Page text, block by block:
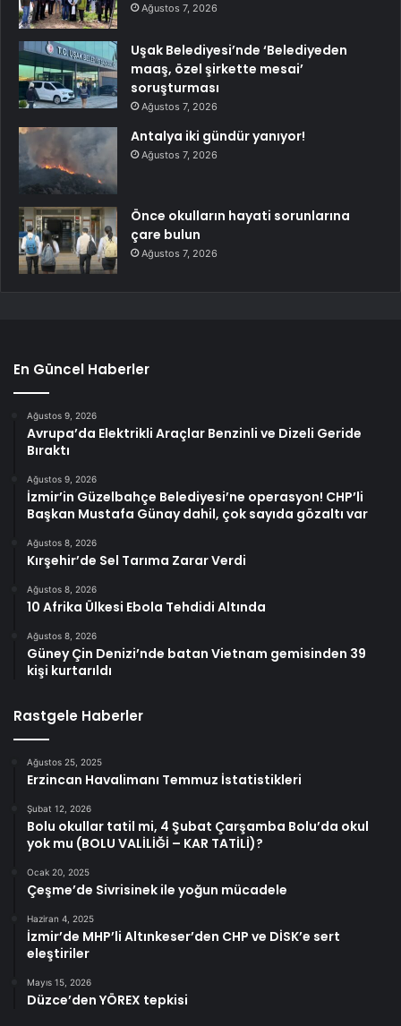
Ağustos 7, 2026
Uşak Belediyesi’nde ‘Belediyeden
maaş, özel şirkette mesai’
soruşturması
Ağustos 7, 2026
Antalya iki gündür yanıyor!
Ağustos 7, 2026
Önce okulların hayati sorunlarına
çare bulun
Ağustos 7, 2026
En Güncel Haberler
Ağustos 9, 2026
Avrupa’da Elektrikli Araçlar Benzinli ve Dizeli Geride
Bıraktı
Ağustos 9, 2026
İzmir’in Güzelbahçe Belediyesi’ne operasyon! CHP’li
Başkan Mustafa Günay dahil, çok sayıda gözaltı var
Ağustos 8, 2026
Kırşehir’de Sel Tarıma Zarar Verdi
Ağustos 8, 2026
10 Afrika Ülkesi Ebola Tehdidi Altında
Ağustos 8, 2026
Güney Çin Denizi’nde batan Vietnam gemisinden 39
kişi kurtarıldı
Rastgele Haberler
Ağustos 25, 2025
Erzincan Havalimanı Temmuz İstatistikleri
Şubat 12, 2026
Bolu okullar tatil mi, 4 Şubat Çarşamba Bolu’da okul
yok mu (BOLU VALİLİĞİ – KAR TATİLİ)?
Ocak 20, 2025
Çeşme’de Sivrisinek ile yoğun mücadele
Haziran 4, 2025
İzmir’de MHP’li Altınkeser’den CHP ve DİSK’e sert
eleştiriler
Mayıs 15, 2026
Düzce’den YÖREX tepkisi